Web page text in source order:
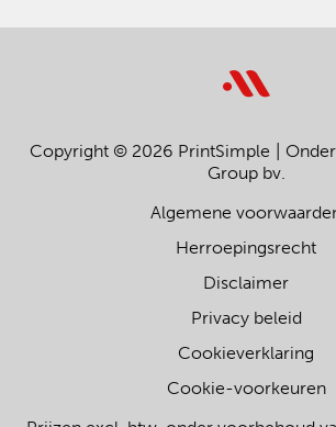
Copyright © 2026 PrintSimple
Group bv.
Algemene
Herroepingsrecht
Disclaimer
Privacy beleid
Cookieverklaring
Cookie-voorkeuren